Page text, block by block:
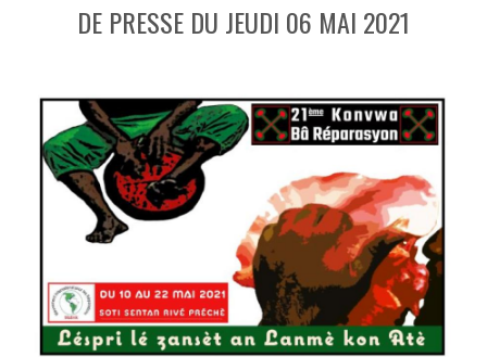
DE PRESSE DU JEUDI 06 MAI 2021